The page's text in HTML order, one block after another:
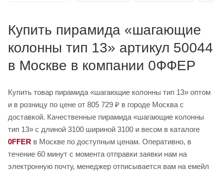
Купить пирамида «шагающие
колонны тип 13» артикул 50044
в Москве в компании 0ФФЕР
Купить товар пирамида «шагающие колонны тип 13» оптом
и в розницу по цене от 805 729 ₽ в городе Москва с
доставкой. Качественные пирамида «шагающие колонны
тип 13» с длиной 3100 шириной 3100 и весом в каталоге
0FFER в Москве по доступным ценам. Оперативно, в
течение 60 минут с момента отправки заявки нам на
электронную почту, менеджер отписывается вам на емейл